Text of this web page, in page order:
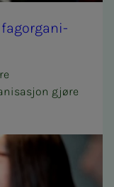
fag­or­­­ga­­­ni­­­
gjøre